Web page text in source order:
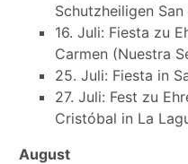
Schutzheiligen
16. Juli: Fiesta zu
Carmen (Nuestra
25. Juli: Fiesta in
27. Juli: Fest zu
Cristóbal in La
August